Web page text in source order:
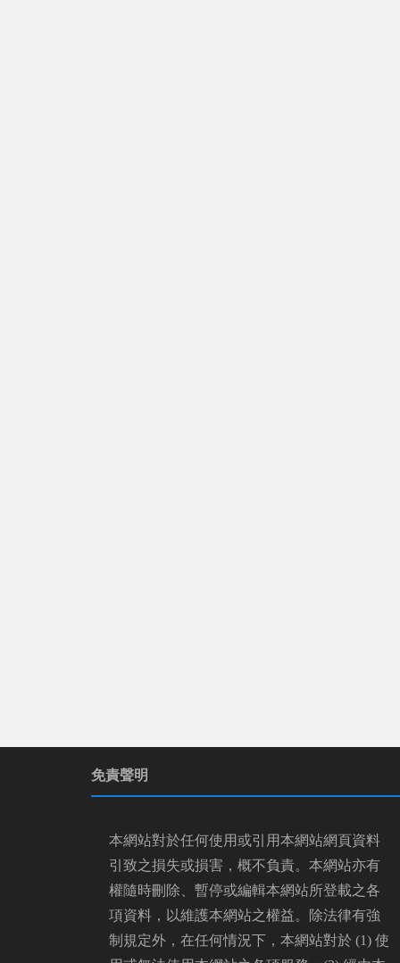
免責聲明
本網站對於任何使用或引用本網站網頁資料
引致之損失或損害，概不負責。本網站亦有
權隨時刪除、暫停或編輯本網站所登載之各
項資料，以維護本網站之權益。除法律有強
制規定外，在任何情況下，本網站對於 (1) 使